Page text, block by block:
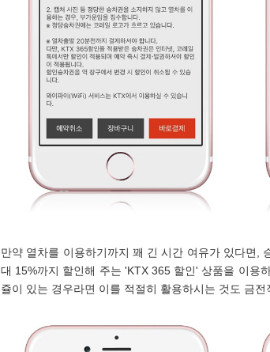
만약 열차를 이용하기까지 꽤 긴 시간 여유가 있다면,
대 15%까지 할인해 주는 'KTX 365 할인' 상품을 이용
쥴이 있는 경우라면 이를 적절히 활용하시는 것도 금